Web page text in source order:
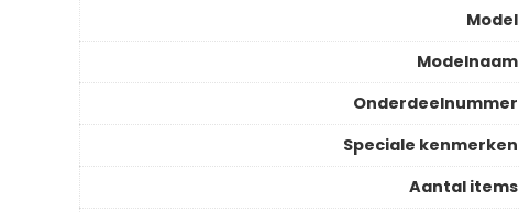
Model
Modelnaam
Onderdeelnummer
Speciale kenmerken
Aantal items